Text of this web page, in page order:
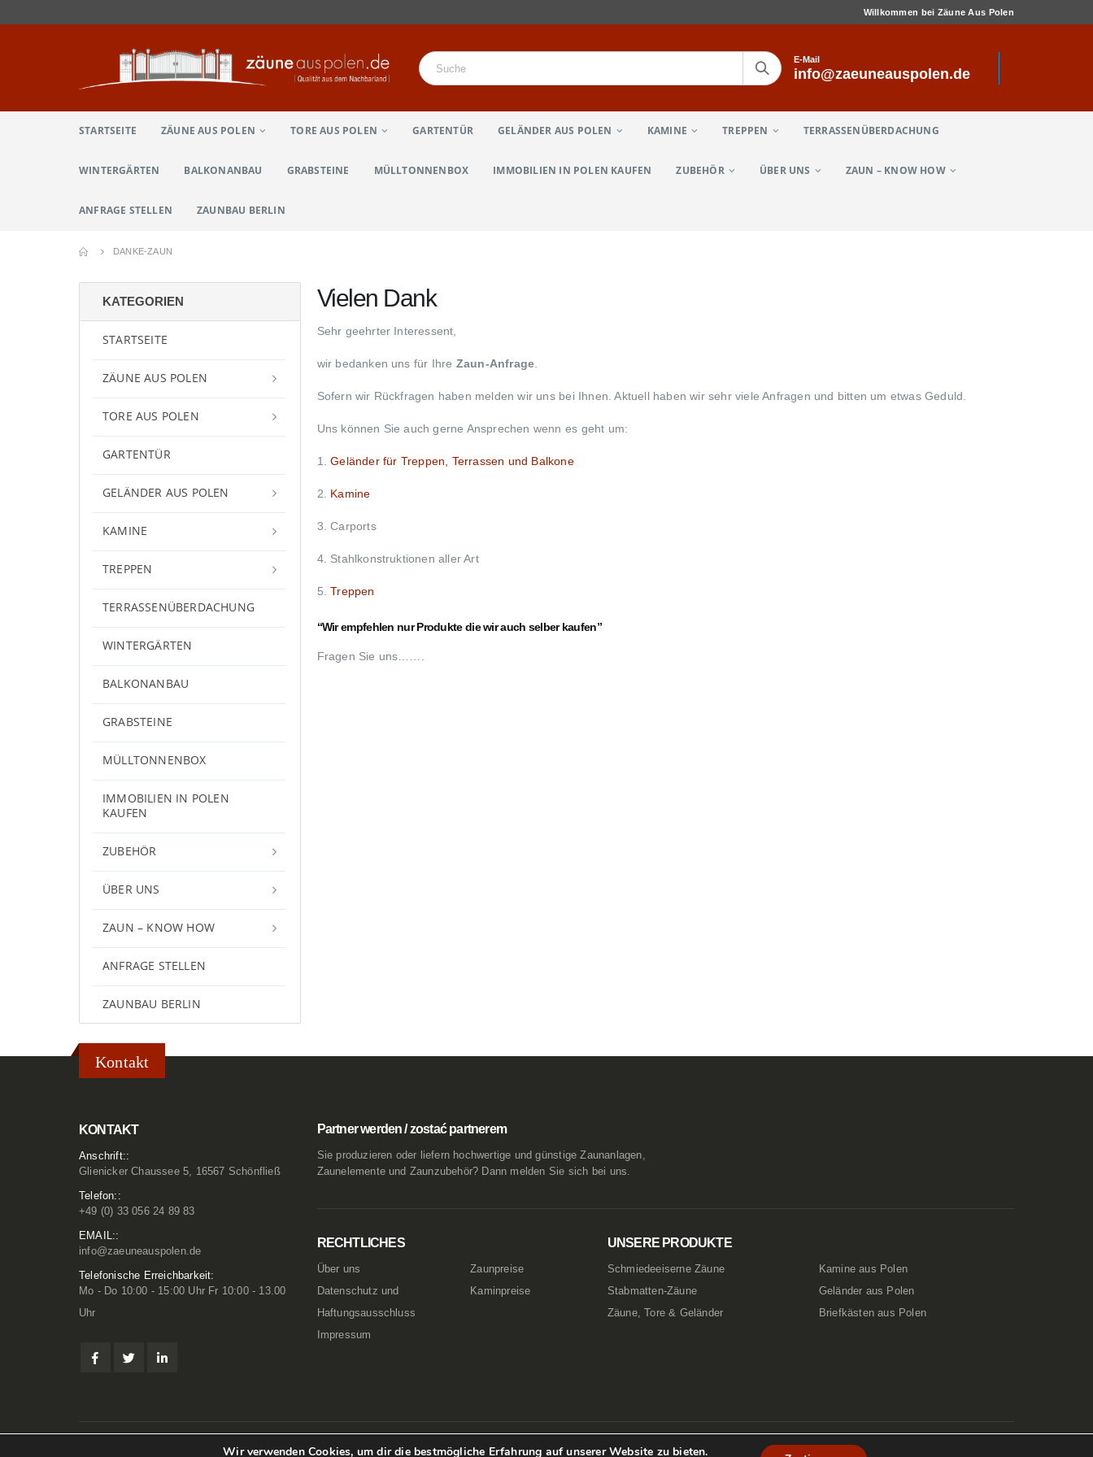
Willkommen bei Zäune Aus Polen
E-Mail
info@zaeuneauspolen.de
STARTSEITE ZÄUNE AUS POLEN TORE AUS POLEN GARTENTÜR GELÄNDER AUS POLEN KAMINE TREPPEN TERRASSENÜBERDACHUNG
WINTERGÄRTEN BALKONANBAU GRABSTEINE MÜLLTONNENBOX IMMOBILIEN IN POLEN KAUFEN ZUBEHÖR ÜBER UNS ZAUN – KNOW HOW
ANFRAGE STELLEN ZAUNBAU BERLIN
DANKE-ZAUN
Vielen Dank
Sehr geehrter Interessent,
wir bedanken uns für Ihre Zaun-Anfrage
Sofern wir Rückfragen haben melden wir uns bei Ihnen. Aktuell haben wir sehr viele Anfragen und bitten um etwas Geduld.
Uns können Sie auch gerne Ansprechen wenn es geht um:
1. Geländer für Treppen, Terrassen und Balkone
2. Kamine
3. Carports
4. Stahlkonstruktionen aller Art
5.Treppen
“Wir empfehlen nur Produkte die wir auch selber kaufen”
Fragen Sie uns…….
KATEGORIEN
STARTSEITE
ZÄUNE AUS POLEN
TORE AUS POLEN
GARTENTÜR
GELÄNDER AUS POLEN
KAMINE
TREPPEN
TERRASSENÜBERDACHUNG
WINTERGÄRTEN
BALKONANBAU
GRABSTEINE
MÜLLTONNENBOX
IMMOBILIEN IN POLEN
KAUFEN
ZUBEHÖR
ÜBER UNS
ZAUN – KNOW HOW
ANFRAGE STELLEN
ZAUNBAU BERLIN
Kontakt
KONTAKT
Anschrift::
Glienicker Chaussee 5, 16567 Schönfließ
Telefon::
+49 (0) 33 056 24 89 83
EMAIL::
info@zaeuneauspolen.de
Telefonische Erreichbarkeit:
Mo - Do 10:00 - 15:00 Uhr Fr 10:00 - 13.00
Uhr
Partner werden / zostać partnerem
Sie produzieren oder liefern hochwertige und günstige Zaunanlagen,
Zaunelemente und Zaunzubehör? Dann melden Sie sich bei uns.
RECHTLICHES
Über uns
Datenschutz und
Haftungsausschluss
Impressum
Zaunpreise
Kaminpreise
UNSERE PRODUKTE
Schmiedeeiserne Zäune
Stabmatten-Zäune
Zäune, Tore & Geländer
Kamine aus Polen
Geländer aus Polen
Briefkästen aus Polen
Wir verwenden Cookies, um dir die bestmögliche Erfahrung auf unserer Website zu bieten.